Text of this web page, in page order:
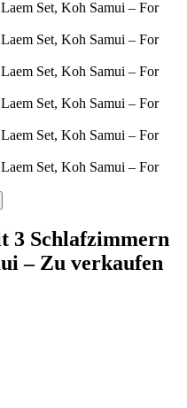
3 Schlafzimmern
– Zu verkaufen